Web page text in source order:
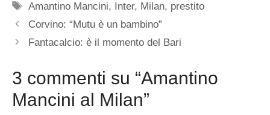
Tag
Amantino Mancini, Inter, Milan, prestito
Corvino: “Mutu è un bambino”
Fantacalcio: è il momento del Bari
3 commenti su “Amantino
Mancini al Milan”